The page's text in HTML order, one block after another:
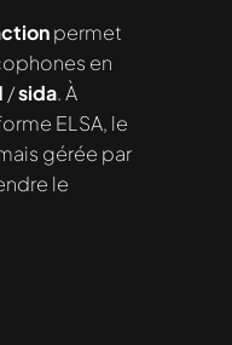
permet
en
/sida. À
ELSA, le
gérée par
le